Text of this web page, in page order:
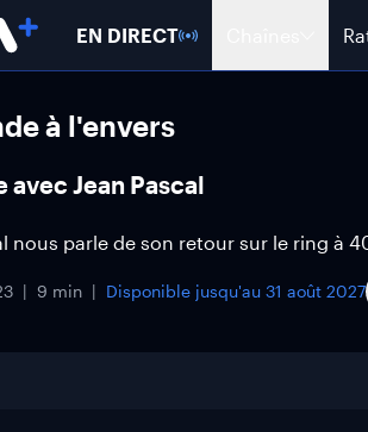
EN DIRECT
à l'envers
avec Jean Pascal
nous parle de son retour sur le ring à
9 min Disponible jusqu'au 31 août 2027